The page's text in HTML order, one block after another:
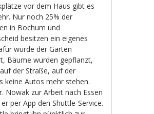
vor dem Haus gibt es
Nur noch 25% der
in Bochum und
besitzen ein eigenes
wurde der Garten
Bäume wurden gepflanzt,
der Straße, auf der
keine Autos mehr stehen.
Nowak zur Arbeit nach Essen
per App den Shuttle-Service.